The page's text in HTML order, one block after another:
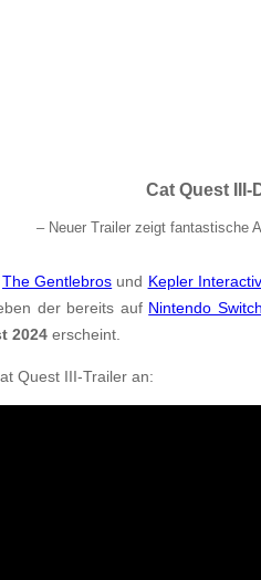
Cat Quest III-
– Neuer Trailer zeigt fantastische
The Gentlebros und Kepler
der bereits auf Nintendo
2024 erscheint.
Quest III-Trailer an: